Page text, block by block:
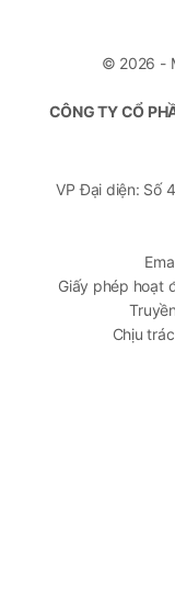
© 2026 -
CÔNG TY CỔ
VP Đại diện: Số
Giấy phép hoạt
Chịu